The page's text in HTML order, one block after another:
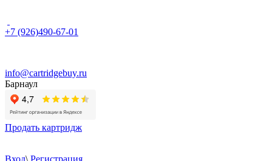
+7 (926)490-67-01
info@cartridgebuy.ru
Барнаул
Продать картридж
Вход\ Регистрация